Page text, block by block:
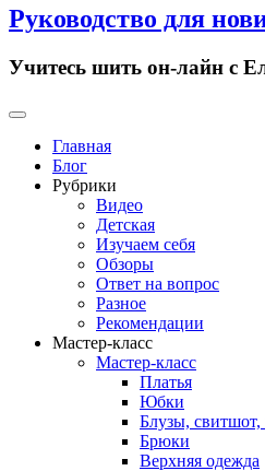
Руководство для
Учитесь шить он-лайн с
Primary
Главная
Блог
Рубрики
Видео
Детская
Изучаем себя
Обзоры
Ответ на вопрос
Разное
Рекомендации
Мастер-класс
Мастер-класс
Платья
Юбки
Блузы,
Брюки
Верхняя одежда